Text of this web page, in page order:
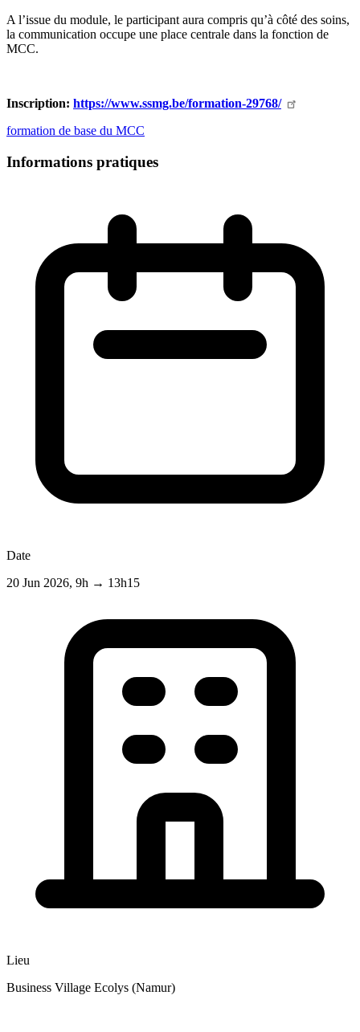
A l’issue du module, le participant aura compris qu’à côté des soins,
la communication occupe une place centrale dans la fonction de
MCC.
Inscription: https://www.ssmg.be/formation-29768/
formation de base du MCC
Informations pratiques
Date
20 Jun 2026, 9h → 13h15
Lieu
Business Village Ecolys (Namur)